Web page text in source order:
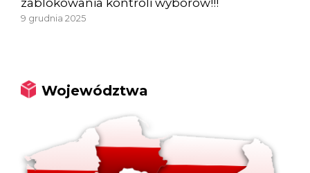
9 grudnia 2025
Województwa